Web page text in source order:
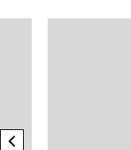
previous element